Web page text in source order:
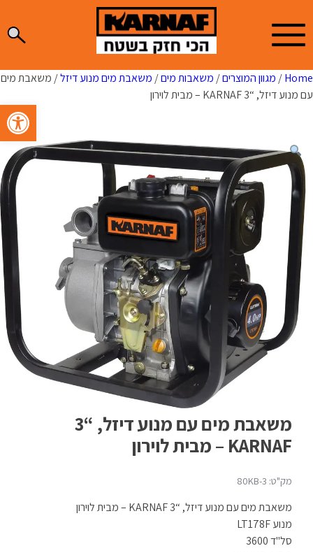
פתח
to
content
Home
/ מגוון המוצרים/ משאבות מים/ משאבת מים מנוע דיזל/ משאבת מים
עם מנוע דיזל, “3 KARNAF – מבית לוירון
משאבת מים עם מנוע דיזל, “3
KARNAF – מבית לוירון
מק"ט: 80KB-3
משאבת מים עם מנוע דיזל, “3 KARNAF – מבית לוירון
מנוע LT178F
סל"ד 3600